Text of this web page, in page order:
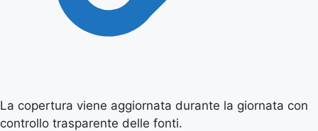
La copertura viene aggiornata durante la giornata con
controllo trasparente delle fonti.